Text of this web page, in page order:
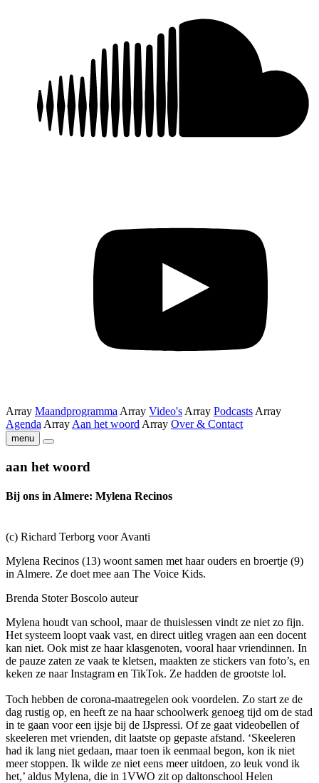
Array Maandprogramma Array Video's Array Podcasts Array
Agenda Array Aan het woord Array Over & Contact
menu
aan het woord
Bij ons in Almere: Mylena Recinos
(c) Richard Terborg voor Avanti
Mylena Recinos (13) woont samen met haar ouders en broertje (9)
in Almere. Ze doet mee aan The Voice Kids.
Brenda Stoter Boscolo auteur
Mylena houdt van school, maar de thuislessen vindt ze niet zo fijn.
Het systeem loopt vaak vast, en direct uitleg vragen aan een docent
kan niet. Ook mist ze haar klasgenoten, vooral haar vriendinnen. In
de pauze zaten ze vaak te kletsen, maakten ze stickers van foto’s, en
keken ze naar Instagram en TikTok. Ze hadden de grootste lol.
Toch hebben de corona-maatregelen ook voordelen. Zo start ze de
dag rustig op, en heeft ze na haar schoolwerk genoeg tijd om de stad
in te gaan voor een ijsje bij de IJspressi. Of ze gaat videobellen of
skeeleren met vrienden, dit laatste op gepaste afstand. ‘Skeeleren
had ik lang niet gedaan, maar toen ik eenmaal begon, kon ik niet
meer stoppen. Ik wilde ze niet eens meer uitdoen, zo leuk vond ik
het,’ aldus Mylena, die in 1VWO zit op daltonschool Helen